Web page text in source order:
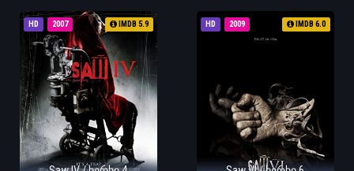
HD 2007 IMDB 5.9 HD 2009 IMDB 6.0